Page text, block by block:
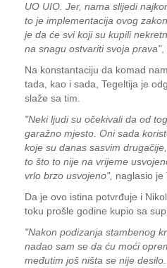
UO UIO. Jer, nama slijedi
to je implementacija ovog
je da će svi koji su kupili
na snagu ostvariti svoja prava",
Na konstantaciju da komad
tada, kao i sada, Tegeltija je
slaže sa tim.
"Neki ljudi su očekivali da od
garažno mjesto. Oni sada
koje su danas sasvim
to što to nije na vrijeme
vrlo brzo usvojeno", naglasio je
Da je ovo istina potvrđuje i
toku prošle godine kupio sa
"Nakon podizanja stambenog
nadao sam se da ću moći
međutim još ništa se nije